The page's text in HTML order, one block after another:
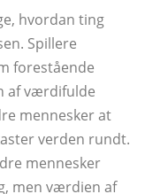
hvordan ting
Spillere
forestående
af ​​værdifulde
mennesker at
verden rundt.
mennesker
men værdien af